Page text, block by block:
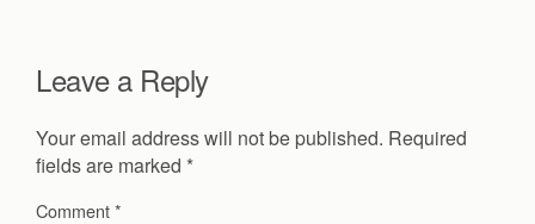
Leave a Reply
Your email address will not be published. Required
fields are marked *
Comment*